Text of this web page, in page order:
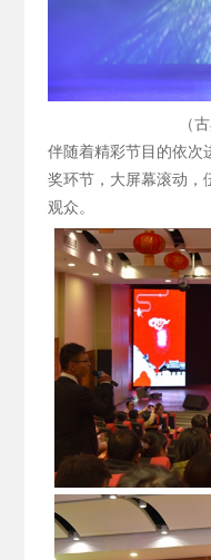
（
伴随着精彩节目的依次
奖环节，大屏幕滚动，
观众。